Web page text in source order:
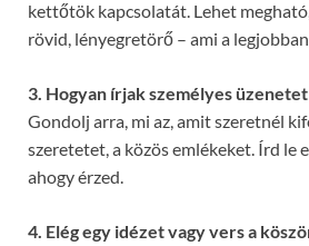
kettőtök kapcsolatát. Lehet
rövid, lényegretörő – ami a
3. Hogyan írjak személyes
Gondolj arra, mi az, amit szeretnél
szeretetet, a közös emlékeket. Írd le
ahogy érzed.
4. Elég egy idézet vagy vers a